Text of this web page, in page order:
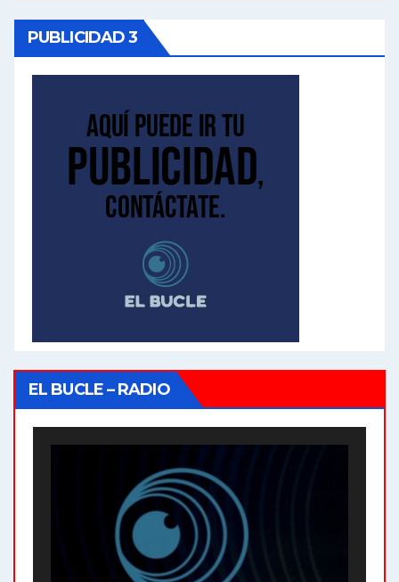
PUBLICIDAD 3
EL BUCLE – RADIO